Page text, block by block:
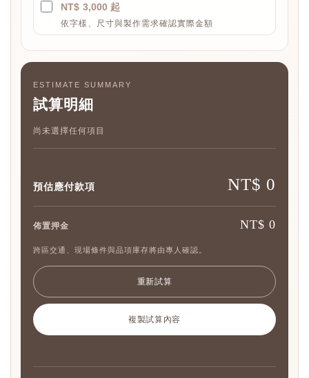
NT$ 3,000 起
依字樣、尺寸與製作需求確認實際金額
ESTIMATE SUMMARY
試算明細
尚未選擇任何項目
預估應付款項 NT$ 0
佈置押金 NT$ 0
跨區交通、現場條件與品項庫存將由專人確認。
重新試算
複製試算內容